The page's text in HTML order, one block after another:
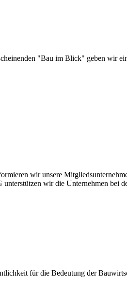
"Bau im Blick" geben wir
wir unsere
wir die Unternehmen bei
für die Bedeutung der